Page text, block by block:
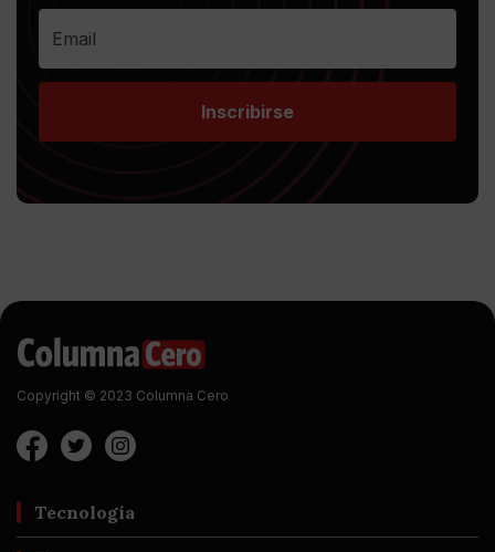
Inscribirse
Copyright © 2023 Columna Cero
Tecnología